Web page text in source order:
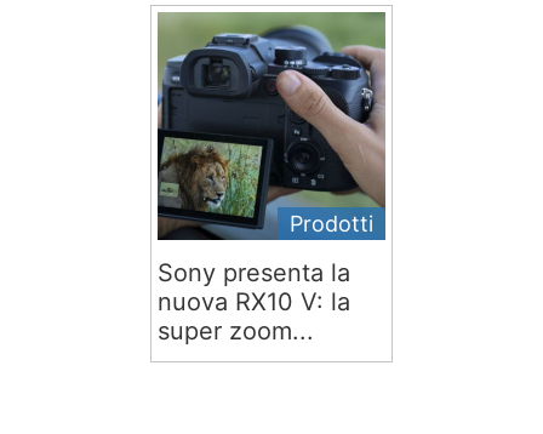
Prodotti
Sony presenta la
nuova RX10 V: la
super zoom...